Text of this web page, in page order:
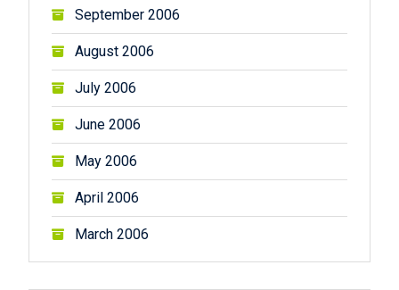
September 2006
August 2006
July 2006
June 2006
May 2006
April 2006
March 2006